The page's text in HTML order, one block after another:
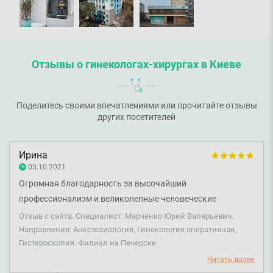
Отзывы о гинекологах-хирургах в Киеве
Поделитесь своими впечатлениями или прочитайте отзывы
других посетителей
Ирина
05.10.2021
Огромная благодарность за высочайший
профессионализм и великолепные человеческие
качества Докторам с большой буквы Марченко Юрию
Валерьевичу и Гаенко Дмитрию Константиновичу!!! Я в
восторге от их работы!!! Очень, очень благодарю и
Отзыв с сайта. Специалист: Марченко Юрий Валерьевич.
Направления: Анестезиология, Гинекология оперативная,
Гистероскопия. Филиал на Печерске
Читать далее